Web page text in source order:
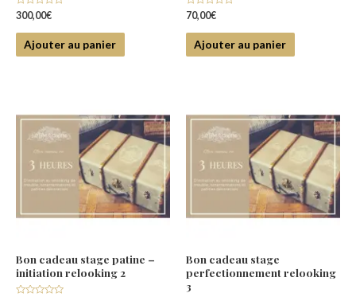
Note
0
sur
300,00€
Ajouter au panier
Note
0
sur
70,00€
Ajouter au panier
Bon cadeau stage patine –
initiation relooking 2
Bon cadeau stage
perfectionnement relooking
3